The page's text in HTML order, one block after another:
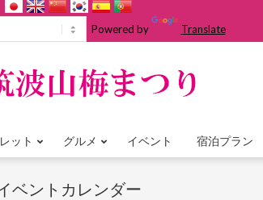
Powered by Translate
Primary
Menu
ット グルメ イベント 宿泊プラン
ベントカレンダー